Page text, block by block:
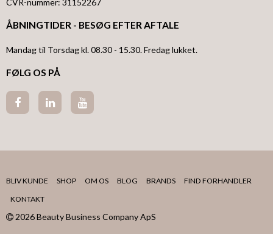
ÅBNINGTIDER - BESØG EFTER AFTALE
Mandag til Torsdag kl. 08.30 - 15.30. Fredag lukket.
FØLG OS PÅ
BLIV KUNDE SHOP OM OS BLOG BRANDS FIND FORHANDLER
KONTAKT
2026 Beauty Business Company ApS